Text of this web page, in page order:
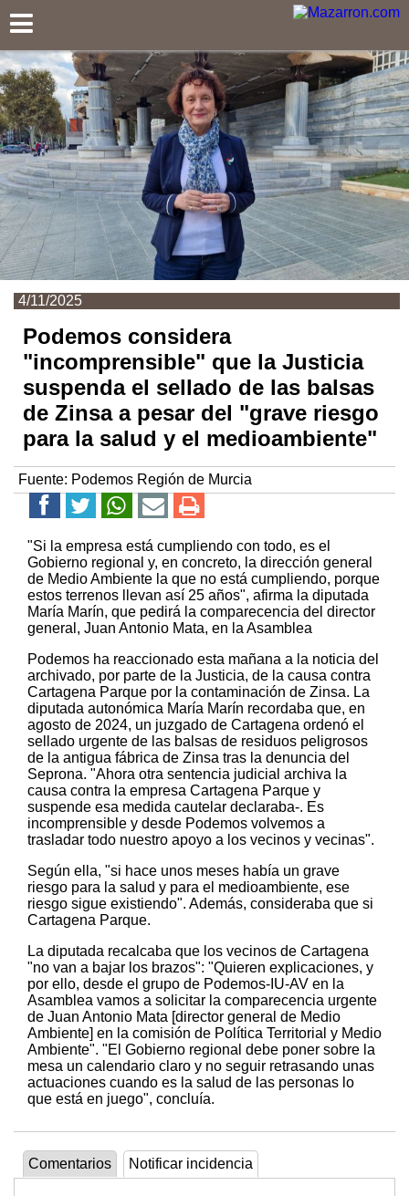
4/11/2025
Podemos considera
"incomprensible" que la Justicia
suspenda el sellado de las balsas
de Zinsa a pesar del "grave riesgo
para la salud y el medioambiente"
Fuente: Podemos Región de Murcia
"Si la empresa está cumpliendo con todo, es el
Gobierno regional y, en concreto, la dirección general
de Medio Ambiente la que no está cumpliendo, porque
estos terrenos llevan así 25 años", afirma la diputada
María Marín, que pedirá la comparecencia del director
general, Juan Antonio Mata, en la Asamblea
Podemos ha reaccionado esta mañana a la noticia del
archivado, por parte de la Justicia, de la causa contra
Cartagena Parque por la contaminación de Zinsa. La
diputada autonómica María Marín recordaba que, en
agosto de 2024, un juzgado de Cartagena ordenó el
sellado urgente de las balsas de residuos peligrosos
de la antigua fábrica de Zinsa tras la denuncia del
Seprona. "Ahora otra sentencia judicial archiva la
causa contra la empresa Cartagena Parque y
suspende esa medida cautelar declaraba-. Es
incomprensible y desde Podemos volvemos a
trasladar todo nuestro apoyo a los vecinos y vecinas".
Según ella, "si hace unos meses había un grave
riesgo para la salud y para el medioambiente, ese
riesgo sigue existiendo". Además, consideraba que si
Cartagena Parque.
La diputada recalcaba que los vecinos de Cartagena
"no van a bajar los brazos": "Quieren explicaciones, y
por ello, desde el grupo de Podemos-IU-AV en la
Asamblea vamos a solicitar la comparecencia urgente
de Juan Antonio Mata [director general de Medio
Ambiente] en la comisión de Política Territorial y Medio
Ambiente". "El Gobierno regional debe poner sobre la
mesa un calendario claro y no seguir retrasando unas
actuaciones cuando es la salud de las personas lo
que está en juego", concluía.
Comentarios Notificar incidencia